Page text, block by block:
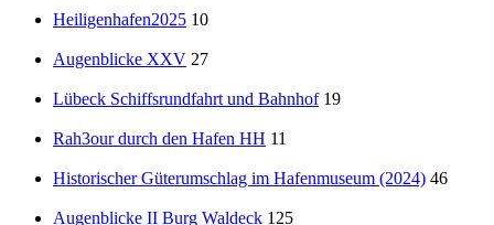
Heiligenhafen2025 10
Augenblicke XXV 27
Lübeck Schiffsrundfahrt und Bahnhof 19
Rah3our durch den Hafen HH 11
Historischer Güterumschlag im Hafenmuseum (2024) 46
Augenblicke II Burg Waldeck 125